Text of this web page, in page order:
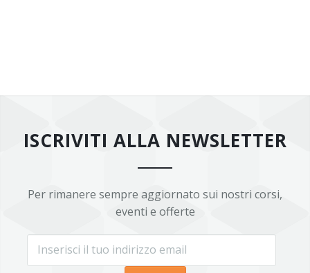
ISCRIVITI ALLA NEWSLETTER
Per rimanere sempre aggiornato sui nostri corsi,
eventi e offerte